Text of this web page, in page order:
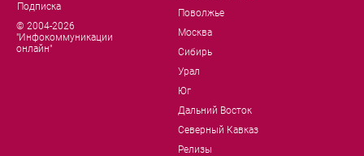
Подписка
© 2004-2026
"Инфокоммуникации
онлайн"
Поволжье
Москва
Сибирь
Урал
Юг
Дальний Восток
Северный Кавказ
Релизы